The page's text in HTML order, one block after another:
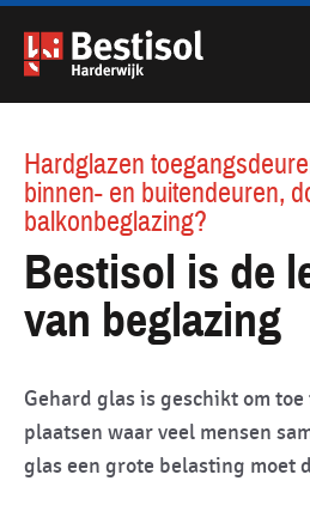
Navigatie
Hardglazen
binnen- en buitendeuren,
balkonbeglazing?
Bestisol is de
van beglazing
Gehard glas is geschikt om toe
plaatsen waar veel mensen
glas een grote belasting moet